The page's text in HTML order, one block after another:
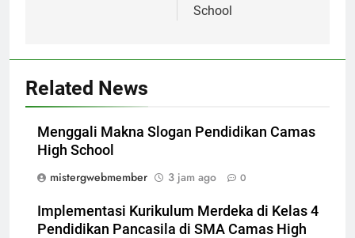
School
Related News
Menggali Makna Slogan Pendidikan Camas
High School
mistergwebmember
3 jam ago 0
Implementasi Kurikulum Merdeka di Kelas 4
Pendidikan Pancasila di SMA Camas High